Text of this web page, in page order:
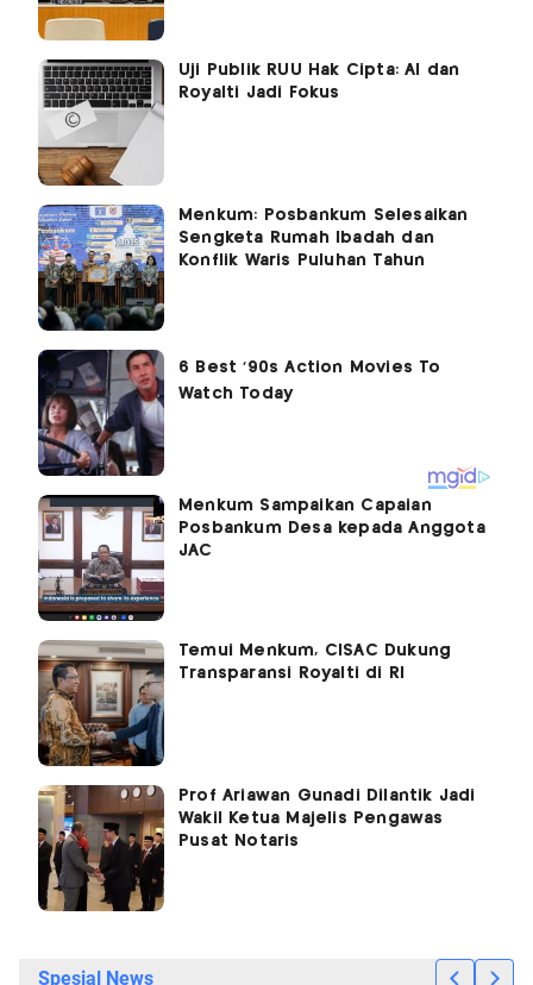
Uji Publik RUU Hak Cipta: AI dan
Royalti Jadi Fokus
Menkum: Posbankum Selesaikan
Sengketa Rumah Ibadah dan
Konflik Waris Puluhan Tahun
Menkum Sampaikan Capaian
Posbankum Desa kepada Anggota
JAC
Temui Menkum, CISAC Dukung
Transparansi Royalti di RI
Prof Ariawan Gunadi Dilantik Jadi
Wakil Ketua Majelis Pengawas
Pusat Notaris